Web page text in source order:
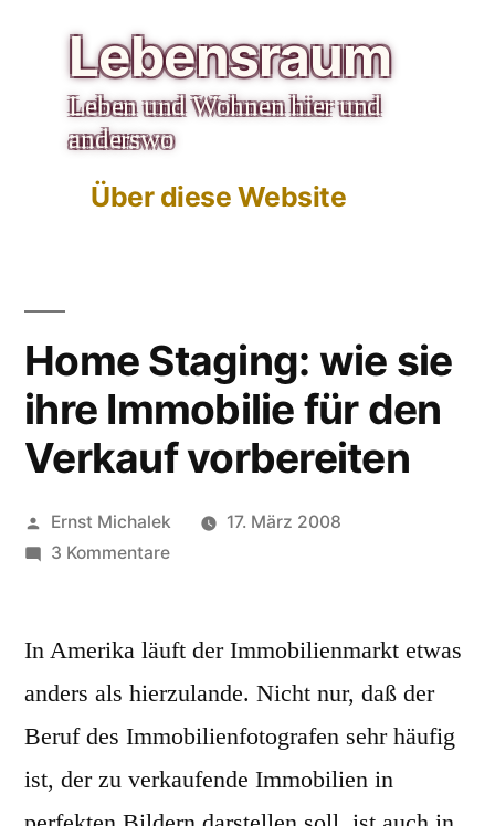
springen
Lebensraum
Leben und Wohnen hier und
anderswo
Über diese Website
Home Staging: wie sie
ihre Immobilie für den
Verkauf vorbereiten
Veröffentlicht
von
Ernst Michalek
17. März 2008
3 Kommentarezu
wie
ihre
Immobilie
In Amerika läuft der Immobilienmarkt etwas
anders als hierzulande. Nicht nur, daß der
Beruf des Immobilienfotografen sehr häufig
ist, der zu verkaufende Immobilien in